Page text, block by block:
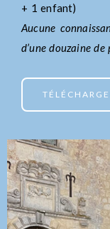
+ 1 enfant)
Aucune
d’une douzaine de